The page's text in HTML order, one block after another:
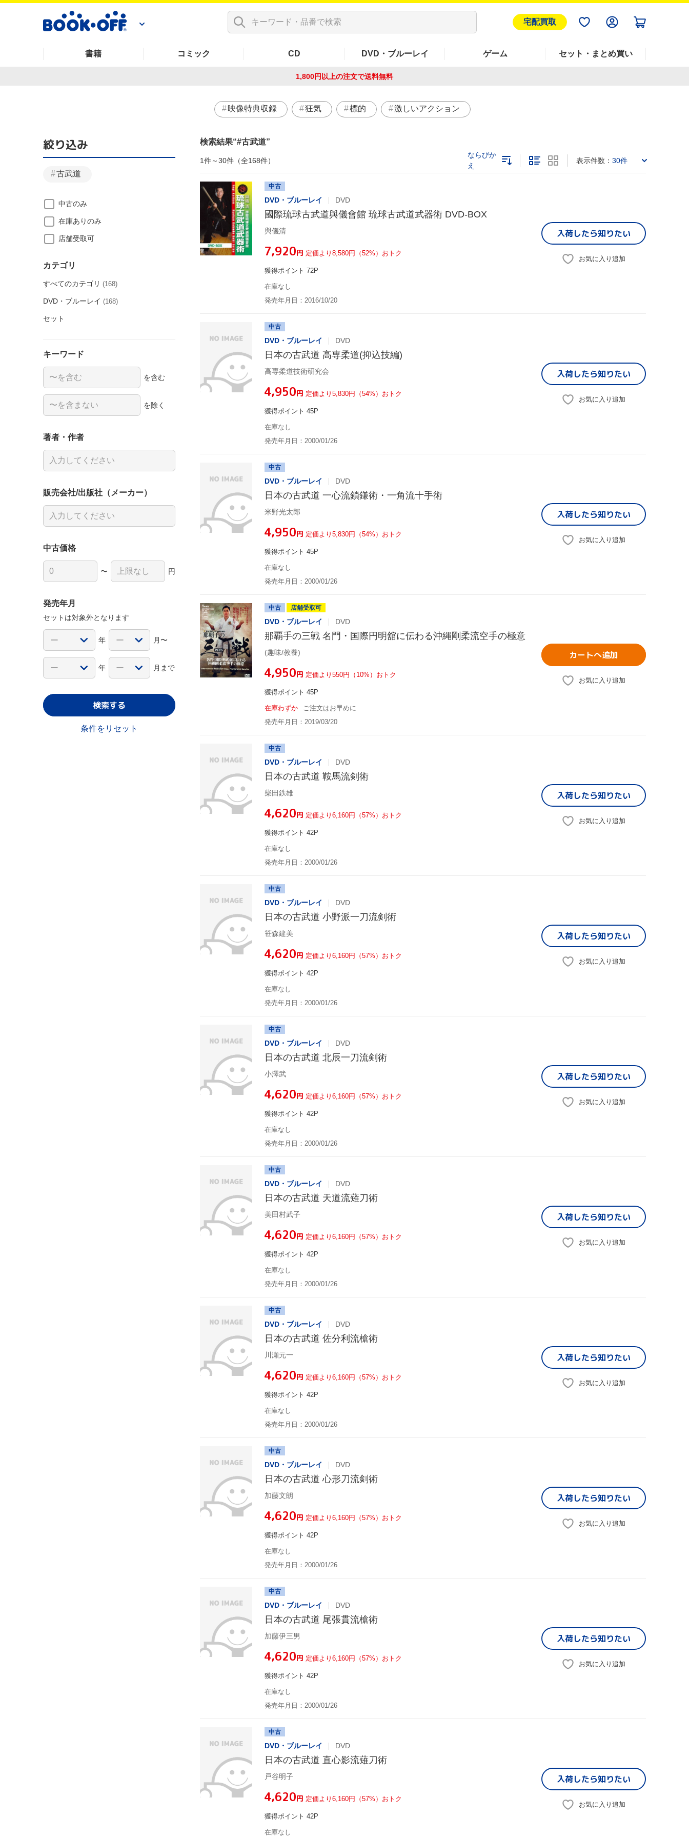
宅配買取
書籍 コミック CD DVD・ブルーレイ ゲーム セット・まとめ買い
1,800円以上の注文で送料無料
映像特典収録 狂気 標的 激しいアクション
検索結果 #古武道
1件～30件（全168件）
ならびか
え
表示件数： 30件
中古
DVD・ブルーレイ DVD
國際琉球古武道與儀會館 琉球古武道武器術 DVD-BOX
與儀清
¥7,920円 定価より8,580円（52%）おトク
獲得ポイント 72P
在庫なし
発売年月日：2016/10/20
入荷したら知りたい
お気に入り追加
中古
DVD・ブルーレイ DVD
日本の古武道 高専柔道(抑込技編)
高専柔道技術研究会
¥4,950円 定価より5,830円（54%）おトク
獲得ポイント 45P
在庫なし
発売年月日：2000/01/26
入荷したら知りたい
お気に入り追加
中古
DVD・ブルーレイ DVD
日本の古武道 一心流鎖鎌術・一角流十手術
米野光太郎
¥4,950円 定価より5,830円（54%）おトク
獲得ポイント 45P
在庫なし
発売年月日：2000/01/26
入荷したら知りたい
お気に入り追加
中古 店舗受取可
DVD・ブルーレイ DVD
那覇手の三戦 名門・国際円明舘に伝わる沖縄剛柔流空手の極意
(趣味/教養)
¥4,950円 定価より550円（10%）おトク
獲得ポイント 45P
在庫わずか
ご注文はお早めに
発売年月日：2019/03/20
カートへ追加
お気に入り追加
中古
DVD・ブルーレイ DVD
日本の古武道 鞍馬流剣術
柴田鉄雄
¥4,620円 定価より6,160円（57%）おトク
獲得ポイント 42P
在庫なし
発売年月日：2000/01/26
入荷したら知りたい
お気に入り追加
中古
DVD・ブルーレイ DVD
日本の古武道 小野派一刀流剣術
笹森建美
¥4,620円 定価より6,160円（57%）おトク
獲得ポイント 42P
在庫なし
発売年月日：2000/01/26
入荷したら知りたい
お気に入り追加
中古
DVD・ブルーレイ DVD
日本の古武道 北辰一刀流剣術
小澤武
¥4,620円 定価より6,160円（57%）おトク
獲得ポイント 42P
在庫なし
発売年月日：2000/01/26
入荷したら知りたい
お気に入り追加
中古
DVD・ブルーレイ DVD
日本の古武道 天道流薙刀術
美田村武子
¥4,620円 定価より6,160円（57%）おトク
獲得ポイント 42P
在庫なし
発売年月日：2000/01/26
入荷したら知りたい
お気に入り追加
中古
DVD・ブルーレイ DVD
日本の古武道 佐分利流槍術
川瀬元一
¥4,620円 定価より6,160円（57%）おトク
獲得ポイント 42P
在庫なし
発売年月日：2000/01/26
入荷したら知りたい
お気に入り追加
中古
DVD・ブルーレイ DVD
日本の古武道 心形刀流剣術
加藤文朗
¥4,620円 定価より6,160円（57%）おトク
獲得ポイント 42P
在庫なし
発売年月日：2000/01/26
入荷したら知りたい
お気に入り追加
中古
DVD・ブルーレイ DVD
日本の古武道 尾張貫流槍術
加藤伊三男
¥4,620円 定価より6,160円（57%）おトク
獲得ポイント 42P
在庫なし
発売年月日：2000/01/26
入荷したら知りたい
お気に入り追加
中古
DVD・ブルーレイ DVD
日本の古武道 直心影流薙刀術
戸谷明子
¥4,620円 定価より6,160円（57%）おトク
獲得ポイント 42P
在庫なし
入荷したら知りたい
お気に入り追加
絞り込み
古武道
中古のみ
在庫ありのみ
店舗受取可
カテゴリ
すべてのカテゴリ (168)
DVD・ブルーレイ (168)
セット
キーワード
を含む
を除く
著者・作者
販売会社/出版社（メーカー）
中古価格
〜 円
発売年月
セットは対象外となります
年 月〜
年 月まで
検索する
条件をリセット